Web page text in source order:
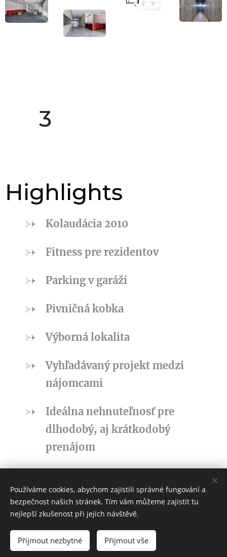
🛏️ 3
Highlights
Kolaudácia 2010
Fitness pre rezidentov
Parking v garáži
Pivničná kobka
Výborná lokalita
Vyhľadávaný projekt medzi
nájomcami
Ideálna nehnuteľnosť pre
dlhodobý, aj krátkodobý
prenájom
Spojte sa s nami SK / + 421 940 505 656
Spojte sa s nami CZ / + 420 728 613 404
Cookies
Používáme cookies, abychom zajistili správné fungování a
bezpečnost našich stránek. Tím vám můžeme zajistit tu
nejlepší zkušenost při jejich návštěvě.
Přijmout nezbytné Přijmout vše